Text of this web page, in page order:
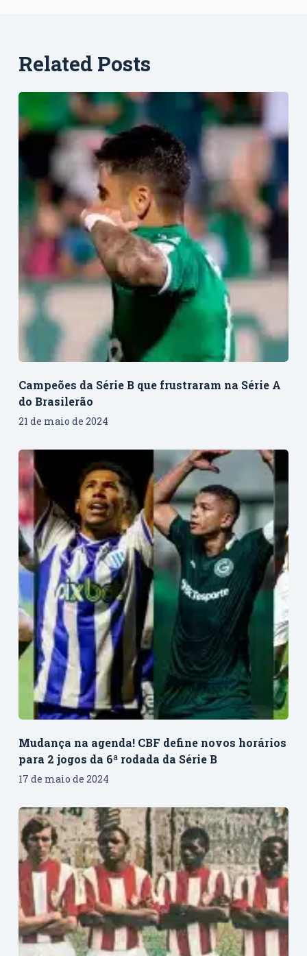
Related Posts
Campeões da Série B que frustraram na Série A
do Brasilerão
21 de maio de 2024
Mudança na agenda! CBF define novos horários
para 2 jogos da 6ª rodada da Série B
17 de maio de 2024